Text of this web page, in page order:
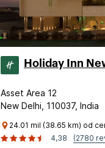
Holiday Inn
Asset Area 12
New Delhi, 110037, India
24.01 mil (38.65 km) od
4,38
(2780